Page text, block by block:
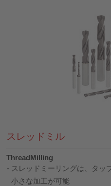
スレッドミル
ThreadMilling
スレッドミーリングは、タッ
小さな加工が可能